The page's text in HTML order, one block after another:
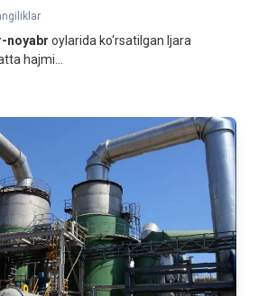
noyabr oylarida ko‘rsatilgan Ijara
hajmi...